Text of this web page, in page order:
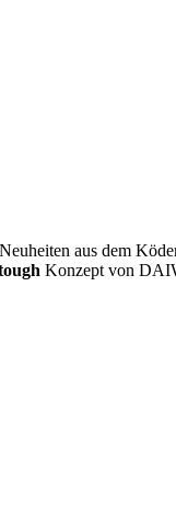
aus dem
Konzept von